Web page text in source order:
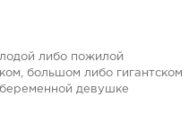
либо пожилой
большом либо гигантском
девушке